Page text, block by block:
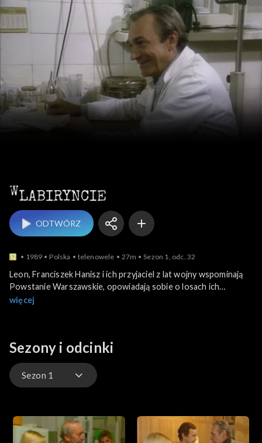
W labiryncie
ODTWÓRZ
1989 Polska telenowele 27m Sezon 1, odc. 32
Leon, Franciszek Hanisz i ich przyjaciel z lat wojny wspominają
Powstanie Warszawskie, opowiadają sobie o losach ich
koleżanki, Lutki. Teściowie Ewy przeżywają jej pobyt w szpitalu.
i zadaniach czekających przed pracownią Adama Racewicza.
więcej
Sezony i odcinki
Sezon 1
Sezon 2